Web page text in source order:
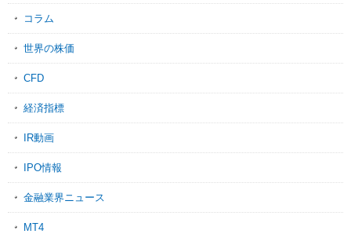
コラム
世界の株価
CFD
経済指標
IR動画
IPO情報
金融業界ニュース
MT4